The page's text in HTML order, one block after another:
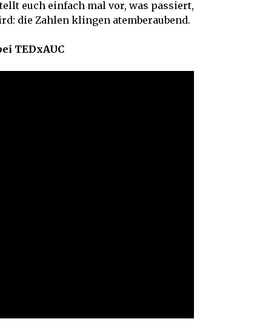
euch einfach mal vor, was passiert,
die Zahlen klingen atemberaubend.
TEDxAUC